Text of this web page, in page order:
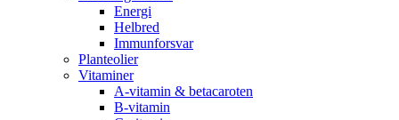
Energi
Helbred
Immunforsvar
Planteolier
Vitaminer
A-vitamin & betacaroten
B-vitamin